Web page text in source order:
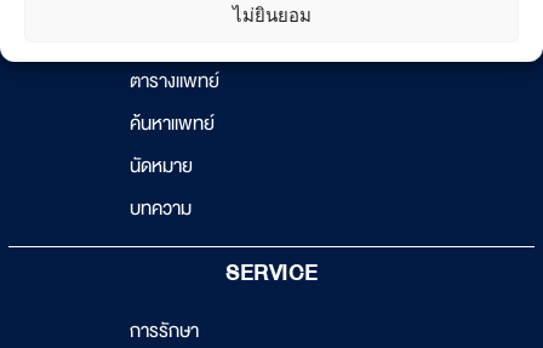
ไม่ยินยอม
ตารางแพทย์
ค้นหาแพทย์
นัดหมาย
บทความ
SERVICE
การรักษา